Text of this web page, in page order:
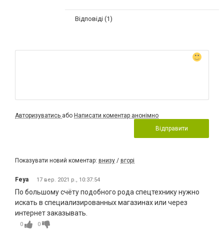
Відповіді (1)
Авторизуватись або Написати коментар анонімно
Відправити
Показувати новий коментар: внизу / вгорі
Feya 17 вер. 2021 р., 10:37:54
По большому счёту подобного рода спецтехнику нужно
искать в специализированных магазинах или через
интернет заказывать.
0 0